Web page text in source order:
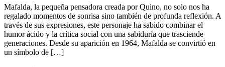
Mafalda, la pequeña pensadora creada por Quino, no solo nos ha
regalado momentos de sonrisa sino también de profunda reflexión. A
través de sus expresiones, este personaje ha sabido combinar el
humor ácido y la crítica social con una sabiduría que trasciende
generaciones. Desde su aparición en 1964, Mafalda se convirtió en
un símbolo de […]